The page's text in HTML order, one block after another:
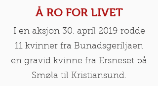
Å RO FOR LIVET
I en aksjon 30. april 2019 rodde
11 kvinner fra Bunadsgeriljaen
en gravid kvinne fra Ersneset på
Smøla til Kristiansund.